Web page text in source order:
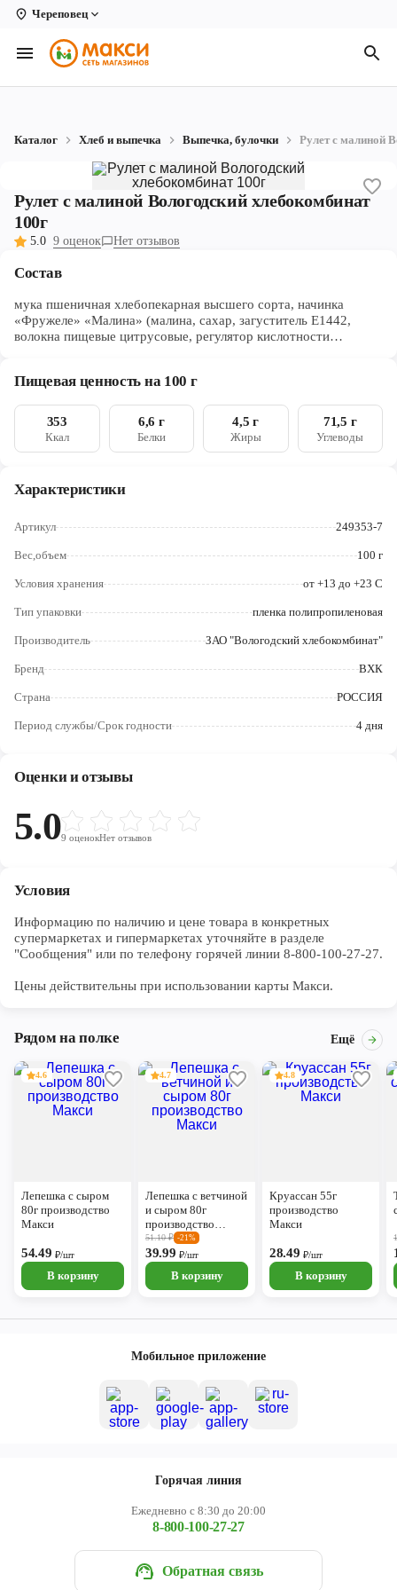
Череповец
Вологда
Архангельск
Коряжма
Рыбинск
Череповец
Ярославль
Каталог Хлеб и выпечка Выпечка, булочки Рулет с малиной
Рулет с малиной Вологодский хлебокомбинат
100г
5.0 9 оценок Нет отзывов
Состав
мука пшеничная хлебопекарная высшего сорта, начинка
«Фружеле» «Малина» (малина, сахар, загуститель Е1442,
волокна пищевые цитрусовые, регулятор кислотности
повидло яблочное (пюре яблочное, сахар белый, регулятор
масло подсолнечное, сахар белый, яйцо куриное, дрожжи
хлебопекарные, соль поваренная пищевая, клейковина
пшеничная.
Пищевая ценность на 100 г
353
Ккал
6,6 г
Белки
4,5 г
Жиры
71,5 г
Углеводы
Характеристики
Артикул 249353-7
Вес,объем 100 г
Условия хранения от +13 до +23 С
Тип упаковки пленка полипропиленовая
Производитель ЗАО "Вологодский хлебокомбинат"
Бренд ВХК
Страна РОССИЯ
Период службы/Срок годности 4 дня
Оценки и отзывы
5.09 оценокНет отзывов
Условия
Информацию по наличию и цене товара в конкретных
супермаркетах и гипермаркетах уточняйте в разделе
"Сообщения" или по телефону горячей линии 8-800-100-27-27.
Цены действительны при использовании карты Макси.
Рядом на полке Ещё
4.6
Лепешка с сыром
80г производство
Макси
54.49₽/шт
В корзину
4.7
Лепешка с ветчиной
и сыром 80г
производство
Макси
51.10₽ -21%
39.99₽/шт
В корзину
4.8
Круассан 55г
производство
Макси
28.49₽/шт
В корзину
Мобильное приложение
Горячая линия
Ежедневно с 8:30 до 20:00
8-800-100-27-27
Обратная связь